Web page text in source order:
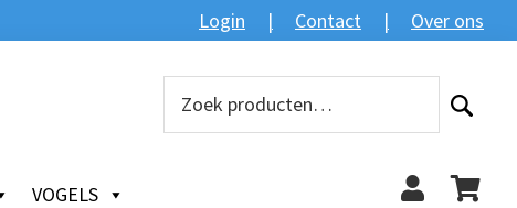
Login Contact Over ons
VOGELS
Zoeken